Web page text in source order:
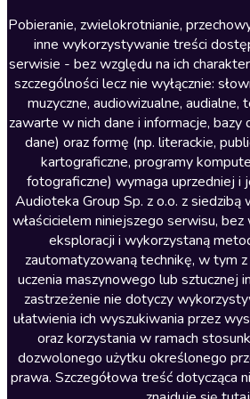
Literatura anglojęzyczna
Literatura faktu
Literatura obyczajowa
Literatura piękna obca
Literatura piękna polska
Nagrania relaksacyjne
Nauka języków
Nauki humanistyczne
Podcasty i audycje
Polityka
Prasa
Religia
Romans
Pobieranie, zwielokrotnianie,
inne wykorzystywanie treści
serwisie - bez względu na ich
szczególności lecz nie wyłącznie:
muzyczne, audiowizualne,
zawarte w nich dane i informacje, bazy
dane) oraz formę (np. literackie,
kartograficzne, programy
fotograficzne) wymaga uprzedniej i
Audioteka Group Sp. z o.o. z
właścicielem niniejszego serwisu,
eksploracji i wykorzystaną
zautomatyzowaną technikę, w tym
uczenia maszynowego lub sztucznej
zastrzeżenie nie dotyczy
ułatwienia ich wyszukiwania przez
oraz korzystania w ramach
dozwolonego użytku określonego
prawa. Szczegółowa treść dotycząca